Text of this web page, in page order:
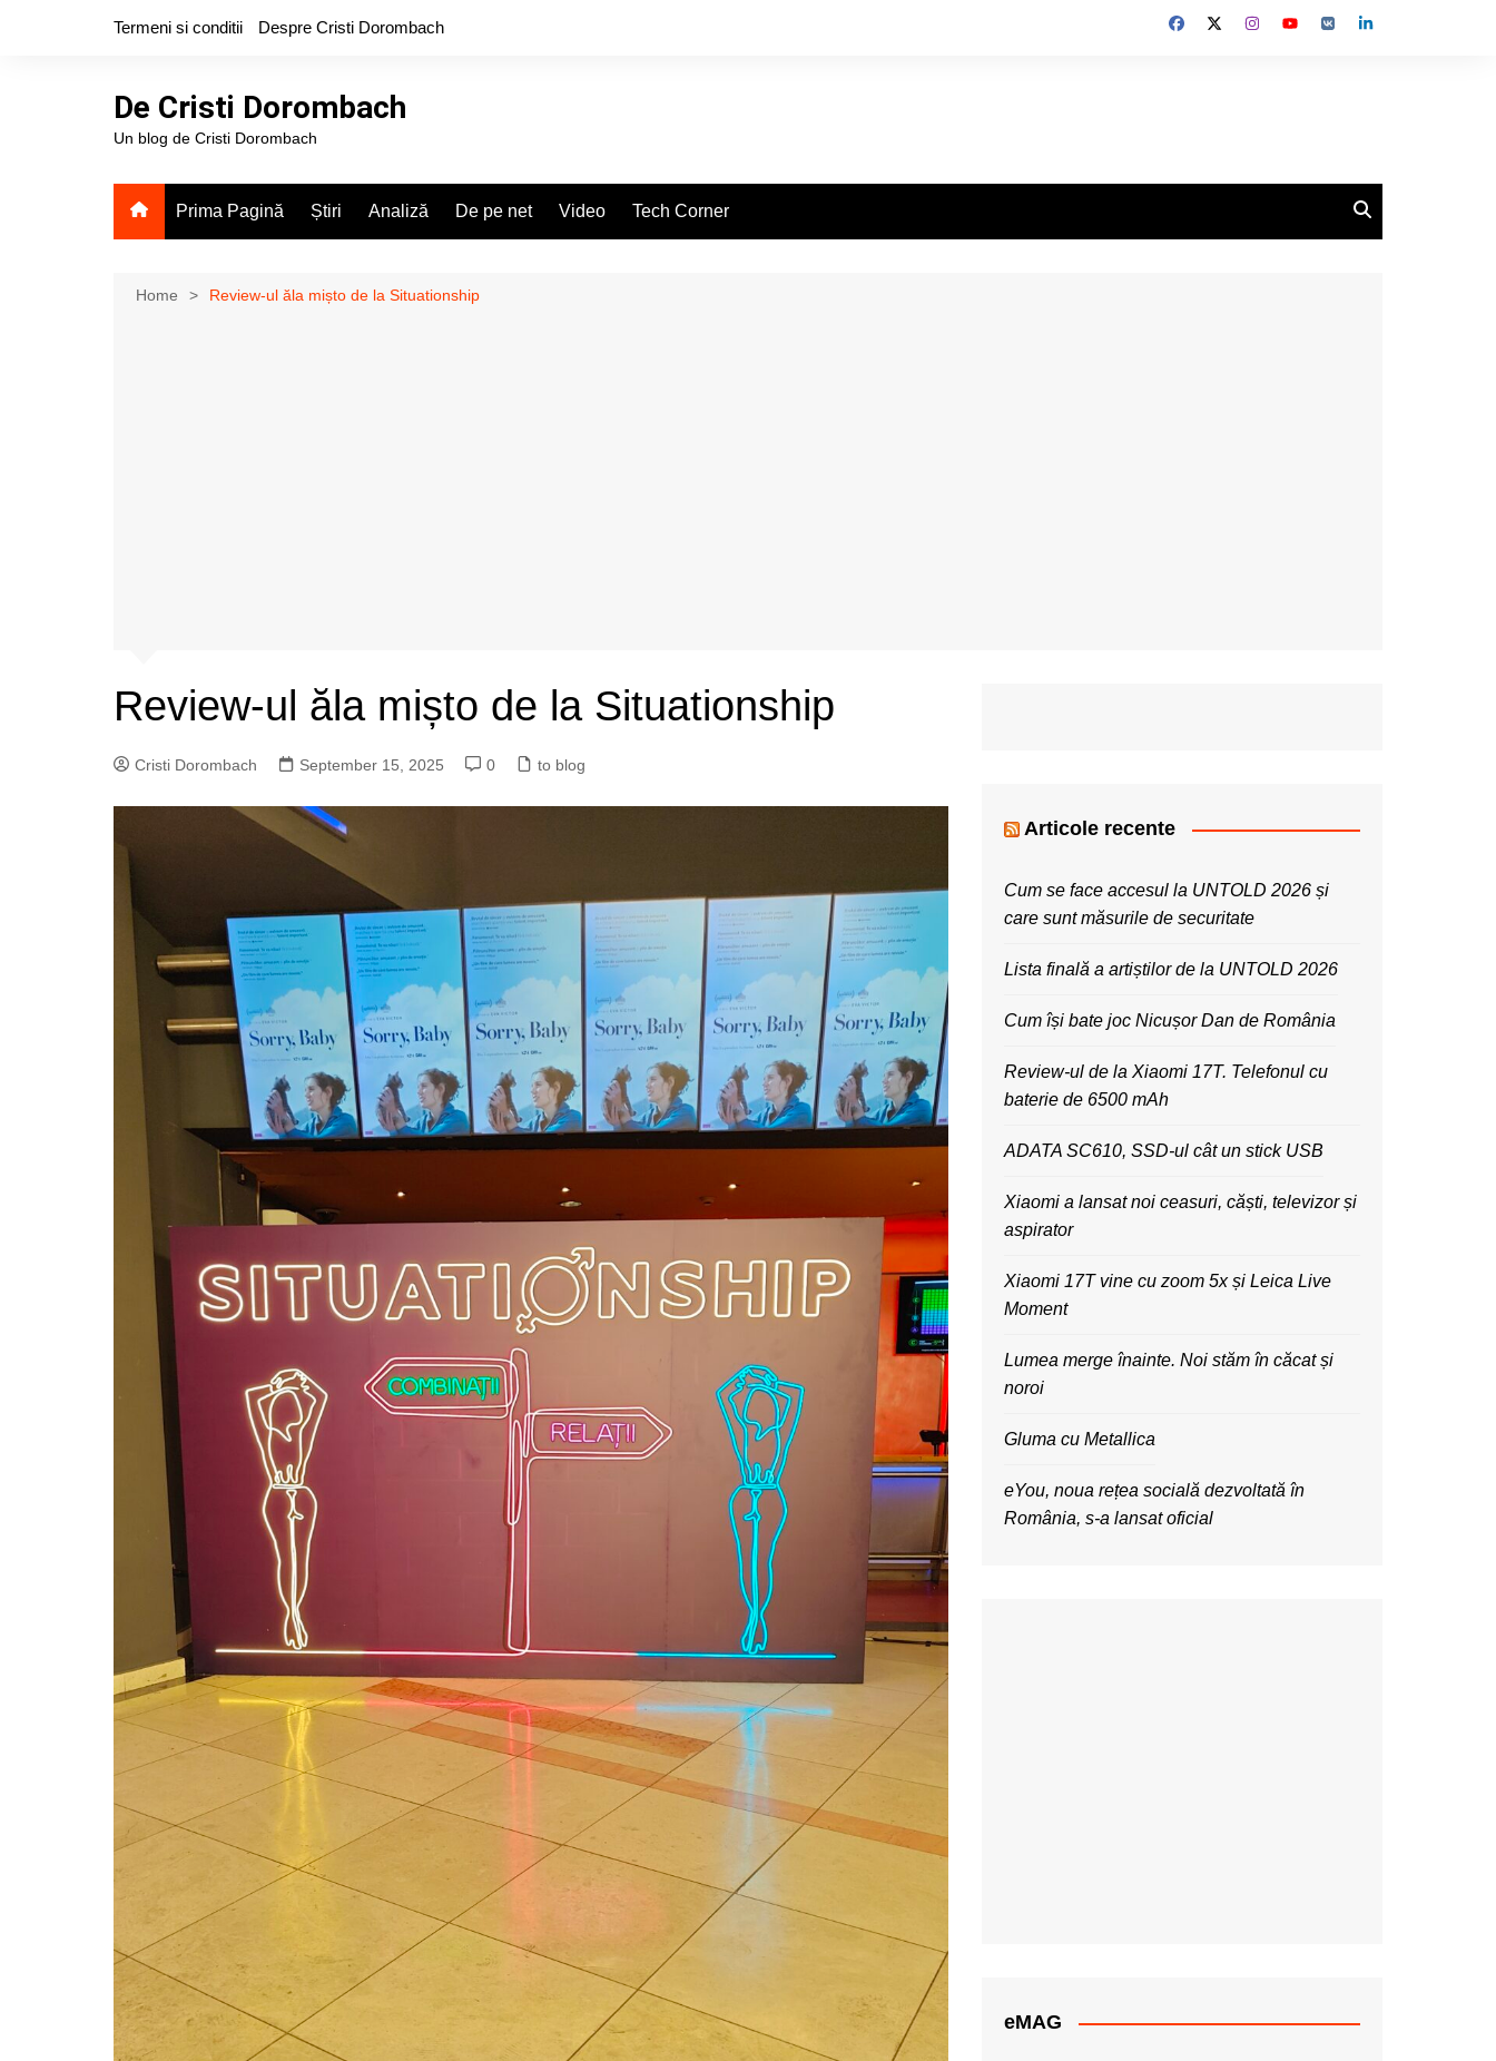
Termeni si conditii Despre Cristi Dorombach
De Cristi Dorombach
Un blog de Cristi Dorombach
Prima Pagină Știri Analiză De pe net Video Tech Corner
Home Review-ul ăla mișto de la Situationship
Review-ul ăla mișto de la Situationship
Cristi Dorombach September 15, 2025 0 to blog
Articole recente
Cum se face accesul la UNTOLD 2026 și
care sunt măsurile de securitate
Lista finală a artiștilor de la UNTOLD 2026
Cum își bate joc Nicușor Dan de România
Review-ul de la Xiaomi 17T. Telefonul cu
baterie de 6500 mAh
ADATA SC610, SSD-ul cât un stick USB
Xiaomi a lansat noi ceasuri, căști, televizor și
aspirator
Xiaomi 17T vine cu zoom 5x și Leica Live
Moment
Lumea merge înainte. Noi stăm în căcat și
noroi
Gluma cu Metallica
eYou, noua rețea socială dezvoltată în
România, s-a lansat oficial
eMAG